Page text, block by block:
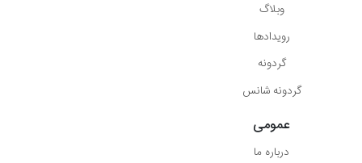
وبلاگ
رویدادها
گردونه
گردونه شانس
عمومی
درباره ما